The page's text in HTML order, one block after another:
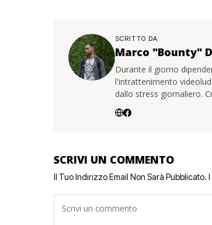
SCRITTO DA
Marco "Bounty"
Durante il giorno
l'intrattenimento
dallo stress giornaliero.
SCRIVI UN COMMENTO
Il Tuo Indirizzo Email Non Sarà Pubblicato.